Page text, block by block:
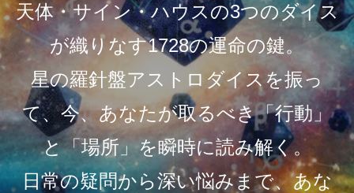
天体・サイン・ハウスの3つのダイス
が織りなす1728の運命の鍵。
星の羅針盤アストロダイスを振っ
て、今、あなたが取るべき「行動」
と「場所」を瞬時に読み解く。
日常の疑問から深い悩みまで、あな